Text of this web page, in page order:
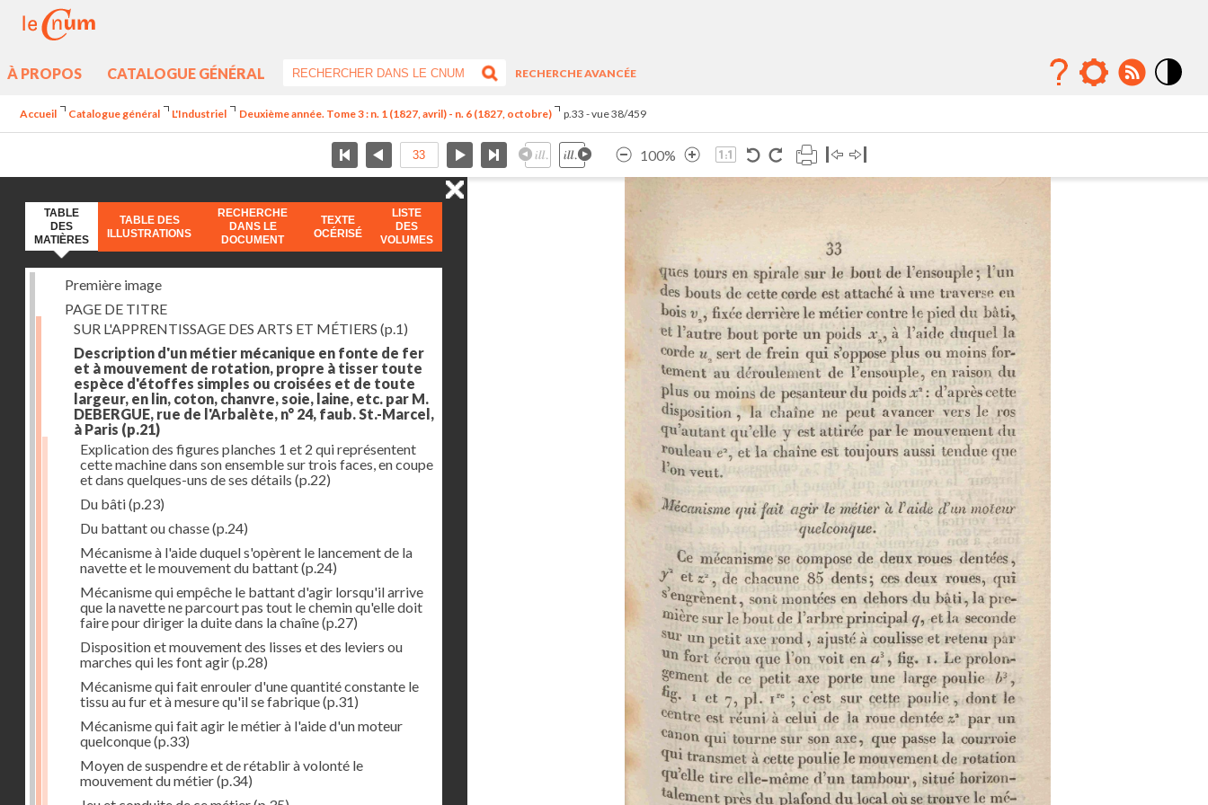
À PROPOS CATALOGUE GÉNÉRAL
RECHERCHE AVANCÉE
Accueil Catalogue général L'Industriel Deuxième année. Tome 3 : n. 1 (1827, avril) - n. 6 (1827, octobre) p.33 - vue 38/459
100%
TABLE
DES
MATIÈRES
TABLE DES
ILLUSTRATIONS
RECHERCHE
DANS LE
DOCUMENT
TEXTE
OCÉRISÉ
LISTE
DES
VOLUMES
Première image
PAGE DE TITRE
SUR L'APPRENTISSAGE DES ARTS ET MÉTIERS (p.1)
Description d'un métier mécanique en fonte de fer
et à mouvement de rotation, propre à tisser toute
espèce d'étoffes simples ou croisées et de toute
largeur, en lin, coton, chanvre, soie, laine, etc. par M.
DEBERGUE, rue de l'Arbalète, n° 24, faub. St.-Marcel,
à Paris (p.21)
Explication des figures planches 1 et 2 qui représentent
cette machine dans son ensemble sur trois faces, en coupe
et dans quelques-uns de ses détails (p.22)
Du bâti(p.23)
Du battant ou chasse(p.24)
Mécanisme à l'aide duquel s'opèrent le lancement de la
navette et le mouvement du battant(p.24)
Mécanisme qui empêche le battant d'agir lorsqu'il arrive
que la navette ne parcourt pas tout le chemin qu'elle doit
faire pour diriger la duite dans la chaîne(p.27)
Disposition et mouvement des lisses et des leviers ou
marches qui les font agir(p.28)
Mécanisme qui fait enrouler d'une quantité constante le
tissu au fur et à mesure qu'il se fabrique(p.31)
Mécanisme qui fait agir le métier à l'aide d'un moteur
quelconque(p.33)
Moyen de suspendre et de rétablir à volonté le
mouvement du métier(p.34)